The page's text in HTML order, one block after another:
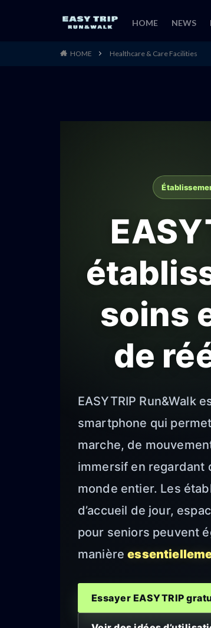
HOME NEWS
HOME Healthcare & Care Facilities
soins
de
EASYTRIP Run&Walk
smartphone qui
marche, de
immersif en regardant
monde entier. Les
d’accueil de jour,
pour seniors peuvent
manière
Essayer EASYTRIP